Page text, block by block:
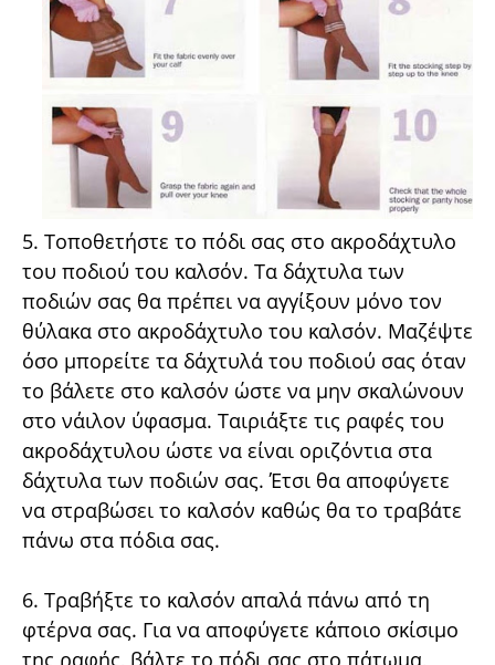
5. Τοποθετήστε το πόδι σας στο ακροδάχτυλο
του ποδιού του καλσόν. Τα δάχτυλα των
ποδιών σας θα πρέπει να αγγίξουν μόνο τον
θύλακα στο ακροδάχτυλο του καλσόν. Μαζέψτε
όσο μπορείτε τα δάχτυλά του ποδιού σας όταν
το βάλετε στο καλσόν ώστε να μην σκαλώνουν
στο νάιλον ύφασμα. Ταιριάξτε τις ραφές του
ακροδάχτυλου ώστε να είναι οριζόντια στα
δάχτυλα των ποδιών σας. Έτσι θα αποφύγετε
να στραβώσει το καλσόν καθώς θα το τραβάτε
πάνω στα πόδια σας.
6. Τραβήξτε το καλσόν απαλά πάνω από τη
φτέρνα σας. Για να αποφύγετε κάποιο σκίσιμο
της ραφής, βάλτε το πόδι σας στο πάτωμα,